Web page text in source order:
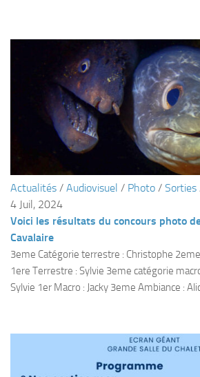
Environnement et Biologie Sub
Formations
Lac Merveilleux
AUDIOVISUEL
Photo
Peinture
NAGE
NAP / NEV
Agenda
Résultats Compétitions
Actualités / Audiovisuel / Photo / Sorties
4 Juil, 2024
Voici les résultats du concours photo
Cavalaire
3eme Catégorie terrestre : Christophe
1ere Terrestre : Sylvie 3eme catégorie
Sylvie 1er Macro : Jacky 3eme Ambiance :